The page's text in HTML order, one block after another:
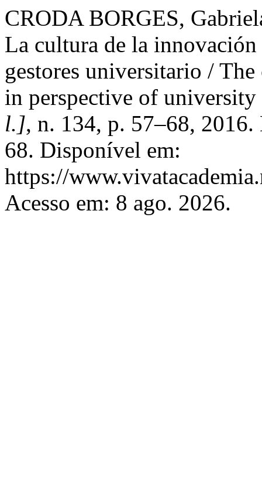
CRODA BORGES,
La cultura de la
gestores universitario /
in perspective of university
l.], n. 134, p. 57–68,
68. Disponível em:
https://
Acesso em: 8 ago. 2026.